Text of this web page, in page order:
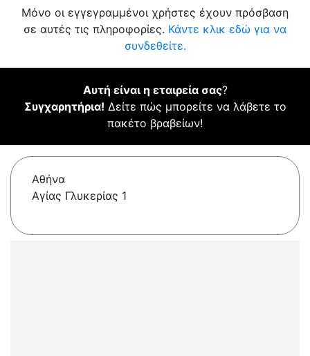
Μόνο οι εγγεγραμμένοι χρήστες έχουν πρόσβαση
σε αυτές τις πληροφορίες. Κάντε κλικ εδώ για να
συνδεθείτε.
Αυτή είναι η εταιρεία σας?
Συγχαρητήρια! Δείτε πώς μπορείτε να λάβετε το
πακέτο βραβείων!
Αθήνα
Αγίας Γλυκερίας 1